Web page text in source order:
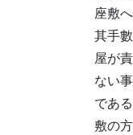
座敷
其手
屋が
ない
であ
敷の